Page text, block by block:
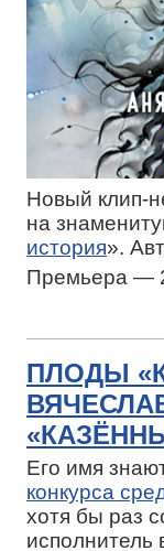
Новый клип-
на
история».
Премьера —
ПЛОДЫ
Его имя
конкурса
хотя бы раз
исполнитель